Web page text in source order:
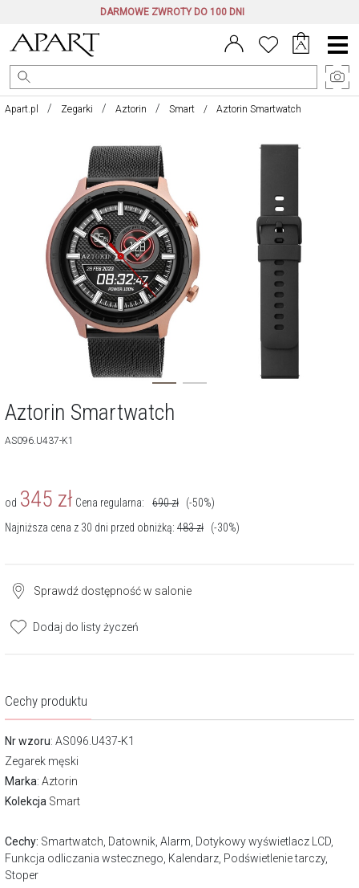
DARMOWE ZWROTY DO 100 DNI
Menu
główne
Apart.pl Zegarki Aztorin Smart Aztorin Smartwatch
Cechy produktu
Nr wzoru: AS096.U437-K1
Zegarek męski
Marka: Aztorin
Kolekcja Smart
Cechy: Smartwatch, Datownik, Alarm, Dotykowy wyświetlacz LCD,
Funkcja odliczania wstecznego, Kalendarz, Podświetlenie tarczy,
Stoper
Aztorin Smartwatch
AS096.U437-K1
od 345 zł Cena regularna: 690zł
(-50%)
Najniższa cena z 30 dni przed obniżką: 483zł (-30%)
Sprawdź dostępność w salonie
Dodaj do listy życzeń